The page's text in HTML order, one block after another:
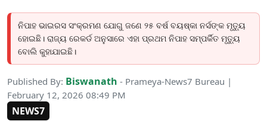
ନିପାହ ଭାଇରସ ସଂକ୍ରମଣ ଯୋଗୁ ଜଣେ ୨୫ ବର୍ଷ ବୟଷ୍କା ନର୍ସଙ୍କ ମୃତ୍ୟୁ
ହୋଇଛି। ରାଜ୍ୟ ରେକର୍ଡ ଅନୁସାରେ ଏହା ପ୍ରଥମ ନିପାହ ସମ୍ପର୍କିତ ମୃତ୍ୟୁ
ବୋଲି କୁହାଯାଇଛି।
Published By: Biswanath - Prameya-News7 Bureau |
February 12, 2026 08:49 PM
NEWS7